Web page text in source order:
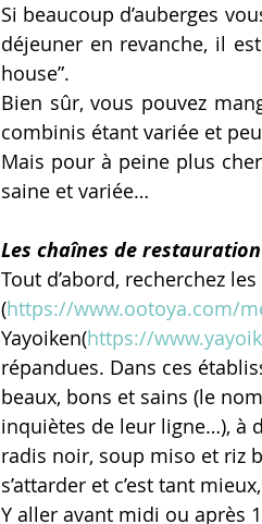
Si beaucoup d’auberges
déjeuner en revanche, il
house”.
Bien sûr, vous pouvez
combinis étant variée et
Mais pour à peine plus
saine et variée…
Les chaînes de restauration
Tout d’abord, recherchez
(https://www.ootoya.com/
Yayoiken(https://
répandues. Dans ces
beaux, bons et sains (le
inquiètes de leur ligne…), à
radis noir, soup miso et riz
s’attarder et c’est tant
Y aller avant midi ou après